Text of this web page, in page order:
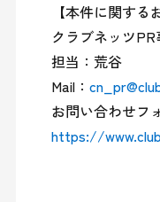
【本件に関する
クラブネッツPR
担当：荒谷
Mail：
お問い合わせフ
https://